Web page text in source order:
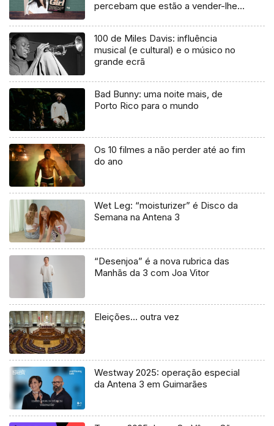
percebam que estão a vender-lhes
100 de Miles Davis: influência
musical (e cultural) e o músico no
grande ecrã
Bad Bunny: uma noite mais, de
Porto Rico para o mundo
Os 10 filmes a não perder até ao fim
do ano
Wet Leg: “moisturizer” é Disco da
Semana na Antena 3
“Desenjoa” é a nova rubrica das
Manhãs da 3 com Joa Vitor
Eleições… outra vez
Westway 2025: operação especial
da Antena 3 em Guimarães